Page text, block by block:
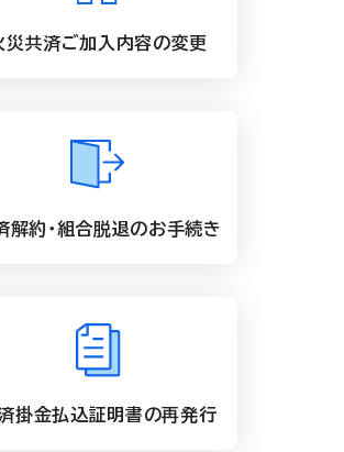
災共済ご加入内容の変更
解約・組合脱退のお手続き
掛金払込証明書の再発行